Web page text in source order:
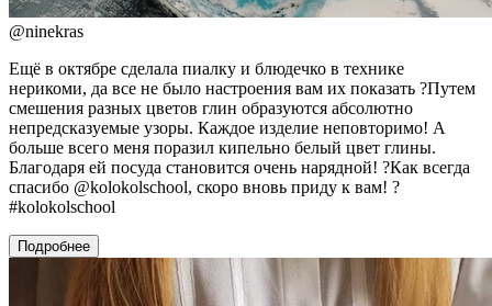
@ninekras
Ещё в октябре сделала пиалку и блюдечко в технике
нерикоми, да все не было настроения вам их показать ?Путем
смешения разных цветов глин образуются абсолютно
непредсказуемые узоры. Каждое изделие неповторимо! А
больше всего меня поразил кипельно белый цвет глины.
Благодаря ей посуда становится очень нарядной! ?Как всегда
спасибо @kolokolschool, скоро вновь приду к вам! ?
#kolokolschool
Подробнее